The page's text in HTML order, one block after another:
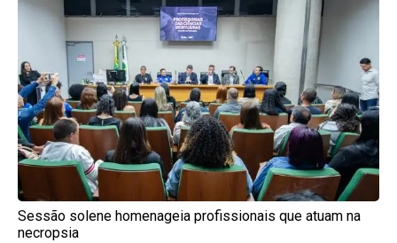
Sessão solene homenageia profissionais que atuam na
necropsia